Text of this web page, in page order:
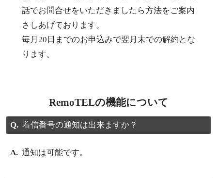
話でお問合せをいただきましたら方法をご案内
さしあげております。
毎月20日までのお申込みで翌月末での解約とな
ります。
RemoTELの機能について
着信番号の通知は出来ますか？
通知は可能です。